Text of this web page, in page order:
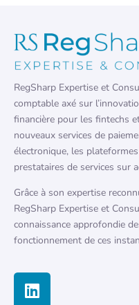
RegSharp Expertise et
comptable axé sur
financière pour les fintechs
nouveaux services de
électronique, les
prestataires de services sur
Grâce à son expertise
RegSharp Expertise et
connaissance approfondie
fonctionnement de ces